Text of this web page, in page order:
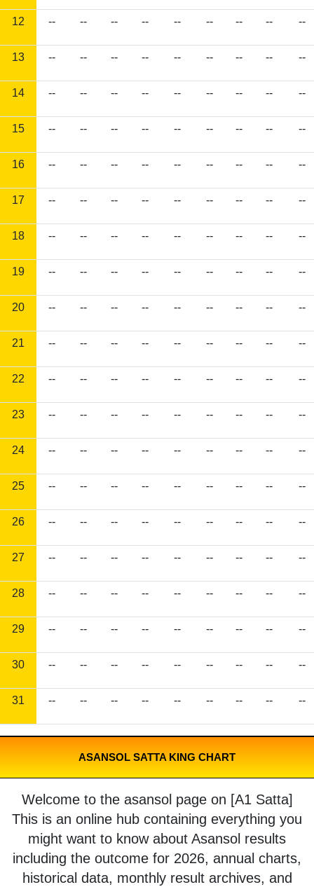
12 -- -- -- -- -- -- -- -- --
13 -- -- -- -- -- -- -- -- --
14 -- -- -- -- -- -- -- -- --
15 -- -- -- -- -- -- -- -- --
16 -- -- -- -- -- -- -- -- --
17 -- -- -- -- -- -- -- -- --
18 -- -- -- -- -- -- -- -- --
19 -- -- -- -- -- -- -- -- --
20 -- -- -- -- -- -- -- -- --
21 -- -- -- -- -- -- -- -- --
22 -- -- -- -- -- -- -- -- --
23 -- -- -- -- -- -- -- -- --
24 -- -- -- -- -- -- -- -- --
25 -- -- -- -- -- -- -- -- --
26 -- -- -- -- -- -- -- -- --
27 -- -- -- -- -- -- -- -- --
28 -- -- -- -- -- -- -- -- --
29 -- -- -- -- -- -- -- -- --
30 -- -- -- -- -- -- -- -- --
31 -- -- -- -- -- -- -- -- --
ASANSOL SATTA KING CHART
Welcome to the asansol page on [A1 Satta]
This is an online hub containing everything you
might want to know about Asansol results
including the outcome for 2026, annual charts,
historical data, monthly result archives, and